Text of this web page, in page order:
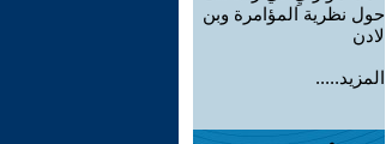
حول نظرية المؤامرة وبن
لادن
المزيد.....